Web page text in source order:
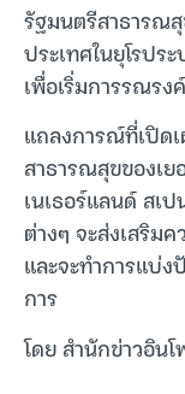
รัฐมนตรีสาธารณ
ประเทศในยุโรปร
เพื่อเริ่มการรณร
แถลงการณ์ที่เปิด
สาธารณสุขของเย
เนเธอร์แลนด์ สเ
ต่างๆ จะส่งเสริม
และจะทำการแบ่ง
การ
โดย สำนักข่าวอิน